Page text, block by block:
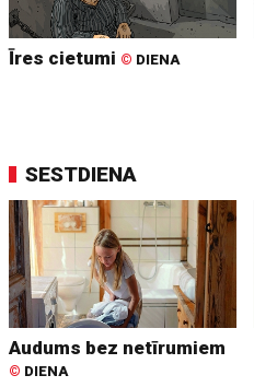
Īres cietumi © DIENA
SESTDIENA
Audums bez netīrumiem
© DIENA